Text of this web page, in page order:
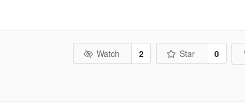
Watch 2 Star 0